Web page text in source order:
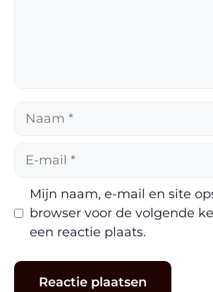
Naam
Mijn naam, e-mail en site
browser voor de volgende
een reactie plaats.